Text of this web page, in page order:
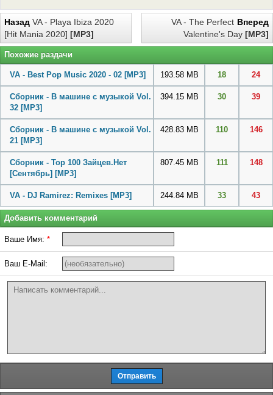
Назад VA - Playa Ibiza 2020
[Hit Mania 2020] [MP3]
Вперед
VA - The Perfect
Valentine's Day [MP3]
Похожие раздачи
VA - Best Pop Music 2020 - 02 [MP3] 193.58 MB 18 24
Сборник - В машине с музыкой Vol.
32 [MP3]
394.15 MB 30 39
Сборник - В машине с музыкой Vol.
21 [MP3]
428.83 MB 110 146
Сборник - Top 100 Зайцев.Нет
[Сентябрь] [MP3]
807.45 MB 111 148
VA - DJ Ramirez: Remixes [MP3] 244.84 MB 33 43
Добавить комментарий
Ваше Имя: *
Ваш E-Mail: